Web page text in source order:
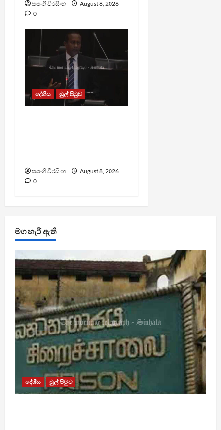
සසංගි වීරසිංහ
August 8, 2026
0
දේශීය මුල් පිටුව
සසංගි වීරසිංහ
August 8, 2026
0
මග හැරී ඇති
දේශීය මුල් පිටුව